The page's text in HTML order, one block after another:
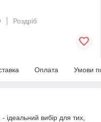
Роздріб
Оплата Умови
- ідеальний вибір для тих,